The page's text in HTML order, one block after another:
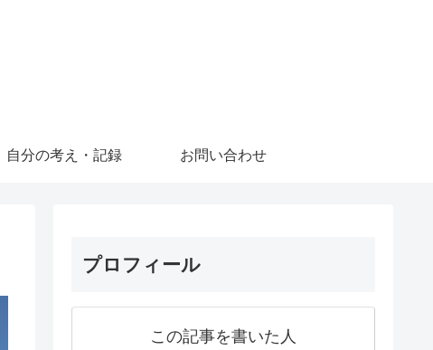
自分の考え・記録 お問い合わせ
プロフィール
この記事を書いた人